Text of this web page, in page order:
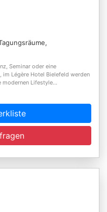
Seminar oder eine
im Légère Hotel Bielefeld werden
modernen Lifestyle...